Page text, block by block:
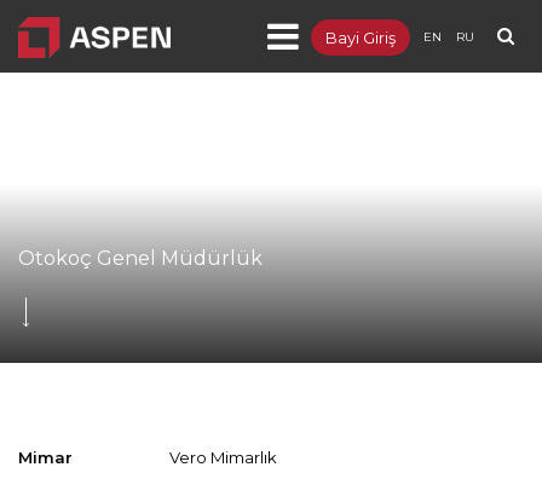
EN RU
Bayi Giriş
Blog
Otokoç Genel Müdürlük
Mimar Vero Mimarlık